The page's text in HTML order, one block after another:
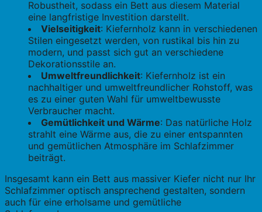
Robustheit, sodass ein Bett aus diesem Material
eine langfristige Investition darstellt.
Vielseitigkeit: Kiefernholz kann in verschiedenen
Stilen eingesetzt werden, von rustikal bis hin zu
modern, und passt sich gut an verschiedene
Dekorationsstile an.
Umweltfreundlichkeit: Kiefernholz ist ein
nachhaltiger und umweltfreundlicher Rohstoff, was
es zu einer guten Wahl für umweltbewusste
Verbraucher macht.
Gemütlichkeit und Wärme: Das natürliche Holz
strahlt eine Wärme aus, die zu einer entspannten
und gemütlichen Atmosphäre im Schlafzimmer
beiträgt.
Insgesamt kann ein Bett aus massiver Kiefer nicht nur Ihr
Schlafzimmer optisch ansprechend gestalten, sondern
auch für eine erholsame und gemütliche